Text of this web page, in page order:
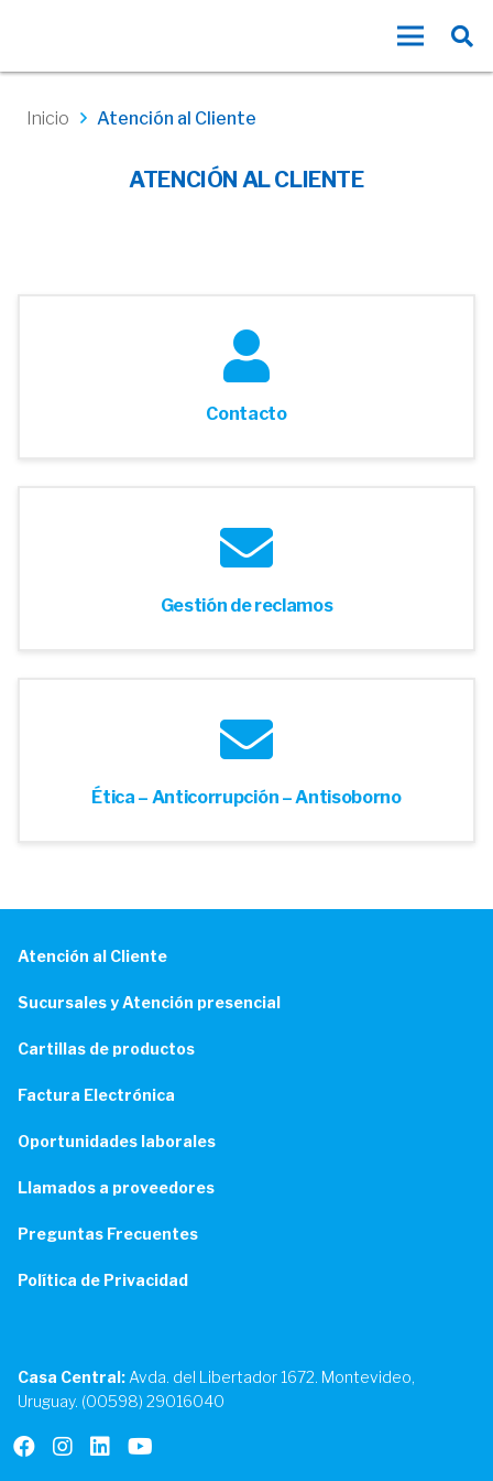
Inicio Atención al Cliente
ATENCIÓN AL CLIENTE
Contacto
Gestión de reclamos
Ética – Anticorrupción – Antisoborno
Atención al Cliente
Sucursales y Atención presencial
Cartillas de productos
Factura Electrónica
Oportunidades laborales
Llamados a proveedores
Preguntas Frecuentes
Política de Privacidad
Casa Central: Avda. del Libertador 1672. Montevideo,
Uruguay. (00598) 29016040